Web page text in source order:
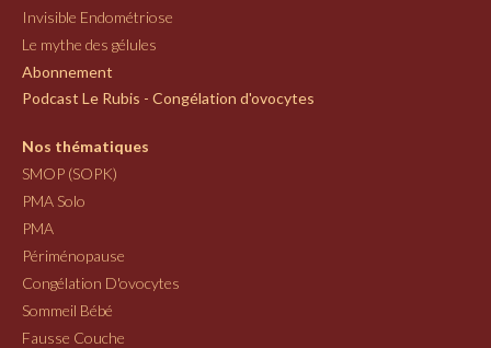
Invisible Endométriose
Le mythe des gélules
Abonnement
Podcast Le Rubis - Congélation d'ovocytes
Nos thématiques
SMOP (SOPK)
PMA Solo
PMA
Périménopause
Congélation D'ovocytes
Sommeil Bébé
Fausse Couche